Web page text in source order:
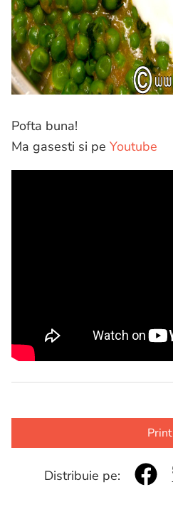
Pofta buna!
Ma gasesti si pe Youtube
Print
Distribuie pe: